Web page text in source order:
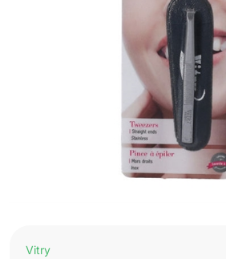
Vitry